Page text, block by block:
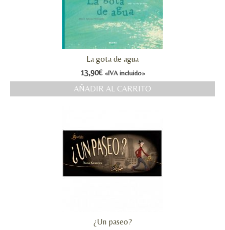
La gota de agua
13,90€ «IVA incluido»
AÑADIR AL CARRITO
¿Un paseo?